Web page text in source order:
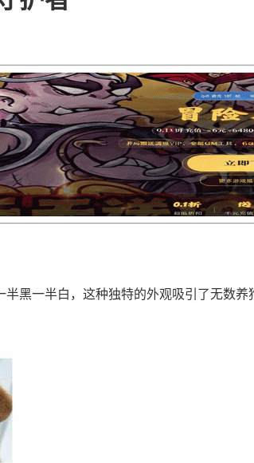
黑一半白，这种独特的外观吸引了无数养